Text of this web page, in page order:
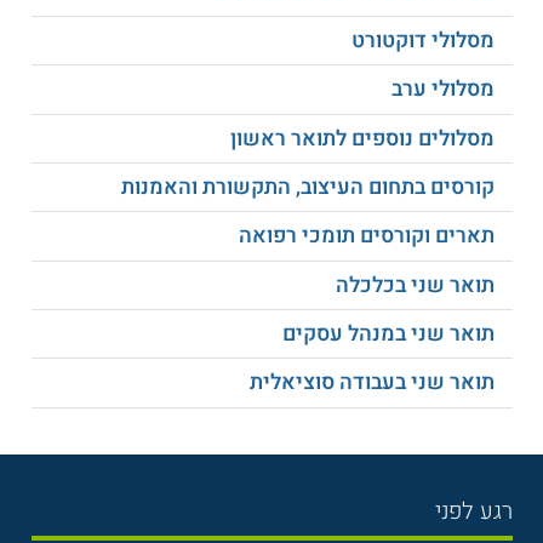
בתום הלימודים מקבלים הבוגרים תואר שני בגרונטולוגיה, מטעם
אוניברסיטת חיפה. ןלאחר קבלת התואר יכולים הבוגרים להשתלב
ככוח אדם מקצועי ומיומן בתחומי טיפול וניהול שירותי הבריאות
והרווחה לזקנים.
למידע נוסף לחצו:אוניברסיטת חיפה
מסלולי דוקטורט
מסלולי ערב
מסלולים נוספים לתואר ראשון
קורסים בתחום העיצוב, התקשורת והאמנות
תארים וקורסים תומכי רפואה
תואר שני בכלכלה
תואר שני במנהל עסקים
תואר שני בעבודה סוציאלית
רגע לפני